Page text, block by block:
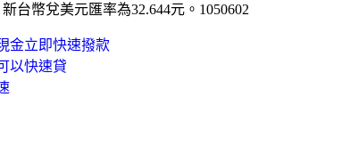
台幣兌美元匯率為32.644元。1050602
金立即快速撥款
以快速貸